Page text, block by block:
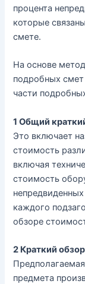
процента
которые связаны
смете.
На основе
подробных смет
части
1 Общий
Это включает
стоимость
включая
стоимость
непредвиденных
каждого
обзоре
2 Краткий обзор
Предполагаемая
предмета